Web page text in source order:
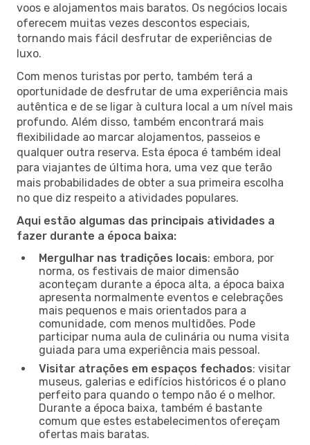
voos e alojamentos mais baratos. Os negócios locais
oferecem muitas vezes descontos especiais,
tornando mais fácil desfrutar de experiências de
luxo.
Com menos turistas por perto, também terá a
oportunidade de desfrutar de uma experiência mais
autêntica e de se ligar à cultura local a um nível mais
profundo. Além disso, também encontrará mais
flexibilidade ao marcar alojamentos, passeios e
qualquer outra reserva. Esta época é também ideal
para viajantes de última hora, uma vez que terão
mais probabilidades de obter a sua primeira escolha
no que diz respeito a atividades populares.
Aqui estão algumas das principais atividades a
fazer durante a época baixa:
Mergulhar nas tradições locais: embora, por
norma, os festivais de maior dimensão
aconteçam durante a época alta, a época baixa
apresenta normalmente eventos e celebrações
mais pequenos e mais orientados para a
comunidade, com menos multidões. Pode
participar numa aula de culinária ou numa visita
guiada para uma experiência mais pessoal.
Visitar atrações em espaços fechados: visitar
museus, galerias e edifícios históricos é o plano
perfeito para quando o tempo não é o melhor.
Durante a época baixa, também é bastante
comum que estes estabelecimentos ofereçam
ofertas mais baratas.